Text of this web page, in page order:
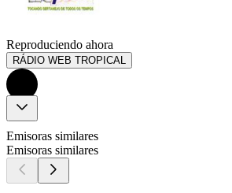
Reproduciendo ahora
RÁDIO WEB TROPICAL
Emisoras similares
Emisoras similares